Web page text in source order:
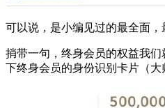
可以说，是小编见过的最全面
捎带一句，终身会员的权益我
下终身会员的身份识别卡片（大